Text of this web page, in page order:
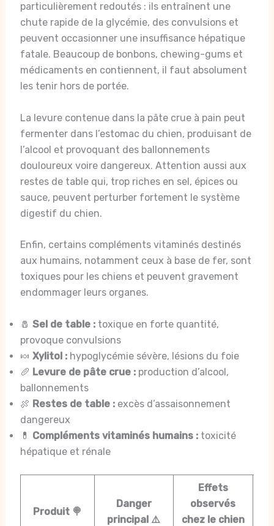
particulièrement redoutés : ils entraînent une
chute rapide de la glycémie, des convulsions et
peuvent occasionner une insuffisance hépatique
fatale. Beaucoup de bonbons, chewing-gums et
médicaments en contiennent, il faut absolument
les tenir hors de portée.
La levure contenue dans la pâte crue à pain peut
fermenter dans l’estomac du chien, produisant de
l’alcool et provoquant des ballonnements
douloureux voire dangereux. Attention aussi aux
restes de table qui, trop riches en sel, épices ou
sauce, peuvent perturber fortement le système
digestif du chien.
Enfin, certains compléments vitaminés destinés
aux humains, notamment ceux à base de fer, sont
toxiques pour les chiens et peuvent gravement
endommager leurs organes.
🧂 Sel de table :toxique en forte quantité,
provoque convulsions
🍬 Xylitol :hypoglycémie sévère, lésions du foie
🥖 Levure de pâte crue :production d’alcool,
ballonnements
🍖 Restes de table :excès d’assaisonnement
dangereux
💊 Compléments vitaminés humains :toxicité
hépatique et rénale
Produit 🍭
Danger
principal ⚠️
Effets
observés
chez le chien